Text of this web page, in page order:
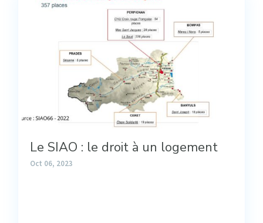
Le SIAO : le droit à un logement
Oct 06, 2023